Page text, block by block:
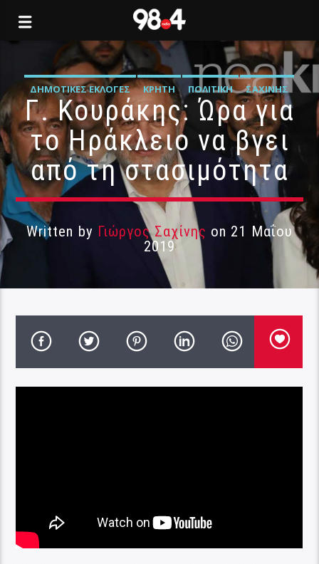
ΔΗΜΟΤΙΚΈΣ ΕΚΛΟΓΈΣ ΚΡΉΤΗ ΠΟΛΙΤΙΚΉ ΣΑΧΊΝΗΣ
Γ. Κουράκης: Ώρα για
το Ηράκλειο να βγει
από τη στασιμότητα
Written by Γιώργος Σαχίνης on 21 Μαΐου
2019